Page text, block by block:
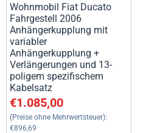
Wohnmobil Fiat Ducato
Fahrgestell 2006
Anhängerkupplung mit
variabler
Anhängerkupplung +
Verlängerungen und 13-
poligem spezifischem
Kabelsatz
Preis: 1 085,00, ohne MwSt.: 896,69
€1.085,00
(Preise ohne Mehrwertsteuer):
€896,69